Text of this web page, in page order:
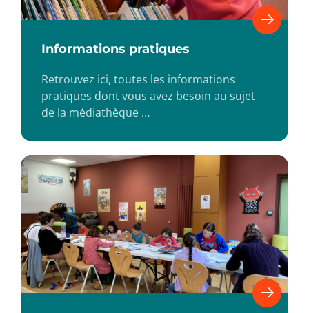
Informations pratiques
Retrouvez ici, toutes les informations
pratiques dont vous avez besoin au sujet
de la médiathèque …